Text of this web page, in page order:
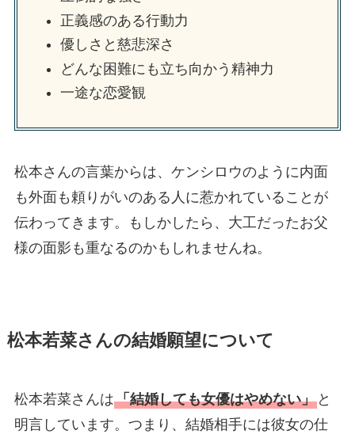
正義感のある行動力
優しさと慈悲深さ
どんな困難にも立ち向かう精神力
一途な恋愛観
松本さんの言葉からは、ケンシロウのように内面
も外面も頼りがいのある人に惹かれていることが
伝わってきます。もしかしたら、大工だったお父
様の面影も重なるのかもしれませんね。
松本若菜さんの結婚願望について
松本若菜さんは「結婚しても女優はやめない」と
明言しています。つまり、結婚相手には彼女の仕